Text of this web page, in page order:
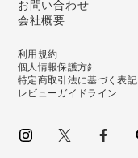
お問い合わせ
会社概要
利用規約
個人情報保護方針
特定商取引法に基づく表記
レビューガイドライン